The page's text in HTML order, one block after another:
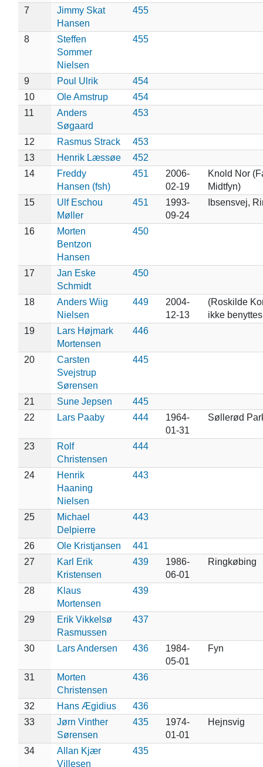
7
Jimmy Skat
Hansen
455
8
Steffen
Sommer
Nielsen
455
9 Poul Ulrik
454
10
Ole Amstrup
454
11
Anders
Søgaard
453
12 Rasmus Strack
453
13
Henrik Læssøe
452
14
Freddy
Hansen (fsh)
451
2006-
02-19
Knold Nor
Midtfyn)
15
Ulf Eschou
Møller
451
1993-
09-24
Ibsensvej,
16
Morten
Bentzon
Hansen
450
17
Jan Eske
Schmidt
450
18
Anders Wiig
Nielsen
449
2004-
12-13
(Roskilde
ikke
19
Lars Højmark
Mortensen
446
20
Carsten
Svejstrup
Sørensen
445
21 Sune Jepsen
445
22
Lars Paaby 444
1964-
01-31
Søllerød
23
Rolf
Christensen
444
24
Henrik
Haaning
Nielsen
443
25
Michael
Delpierre
443
26 Ole Kristjansen
441
27
Karl Erik
Kristensen
439
1986-
06-01
Ringkøbing
28
Klaus
Mortensen
439
29
Erik Vikkelsø
Rasmussen
437
30 Lars Andersen 436
1984-
05-01
Fyn
31
Morten
Christensen
436
32 Hans Ægidius
436
33
Jørn Vinther
Sørensen
435
1974-
01-01
Hejnsvig
34
Allan Kjær
Villesen
435